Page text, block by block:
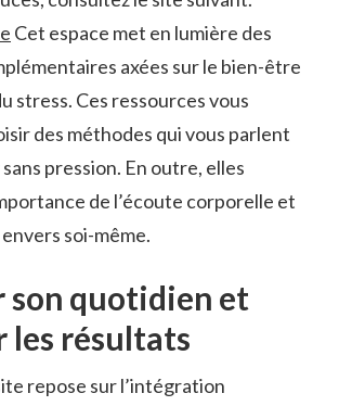
Cet espace met en lumière des
axées sur le bien-être
stress. Ces ressources vous
des méthodes qui vous parlent
pression. En outre, elles
de l’écoute corporelle et
soi-même.
son quotidien et
les résultats
repose sur l’intégration